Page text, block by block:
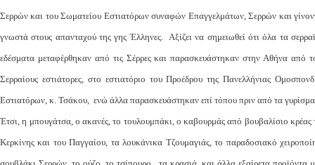
Σερρών και του Σωματείου Εστιατόρων συναφών Επαγγελμάτων, Σερρών και
γνωστά στους απανταχού της γης Έλληνες. Αξίζει να σημειωθεί ότι όλα τα
εδέσματα μεταφέρθηκαν από τις Σέρρες και παρασκευάστηκαν στην Αθήνα από
Σερραίους εστιάτορες, στο εστιατόριο του Προέδρου της Πανελλήνιας
Εστιατόρων, κ. Τσάκου, ενώ άλλα παρασκευάστηκαν επί τόπου πριν από τα
Έτσι, η μπουγάτσα, ο ακανές, το τουλουμπάκι, ο καβουρμάς από βουβαλίσιο κρέας
Κερκίνης και του Παγγαίου, τα λουκάνικα Τζουμαγιάς, το παραδοσιακό